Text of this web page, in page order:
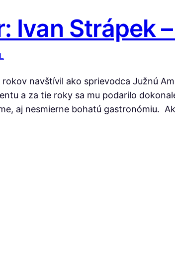
Ivan Strápek
navštívil ako sprievodca Južnú
a za tie roky sa mu podarilo
aj nesmierne bohatú gastronómiu.